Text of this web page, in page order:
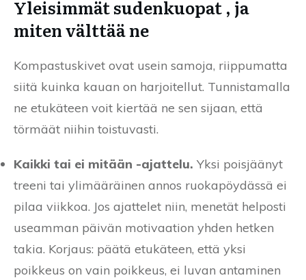
Yleisimmät sudenkuopat , ja
miten välttää ne
Kompastuskivet ovat usein samoja, riippumatta
siitä kuinka kauan on harjoitellut. Tunnistamalla
ne etukäteen voit kiertää ne sen sijaan, että
törmäät niihin toistuvasti.
Kaikki tai ei mitään -ajattelu. Yksi poisjäänyt
treeni tai ylimääräinen annos ruokapöydässä ei
pilaa viikkoa. Jos ajattelet niin, menetät helposti
useamman päivän motivaation yhden hetken
takia. Korjaus: päätä etukäteen, että yksi
poikkeus on vain poikkeus, ei luvan antaminen